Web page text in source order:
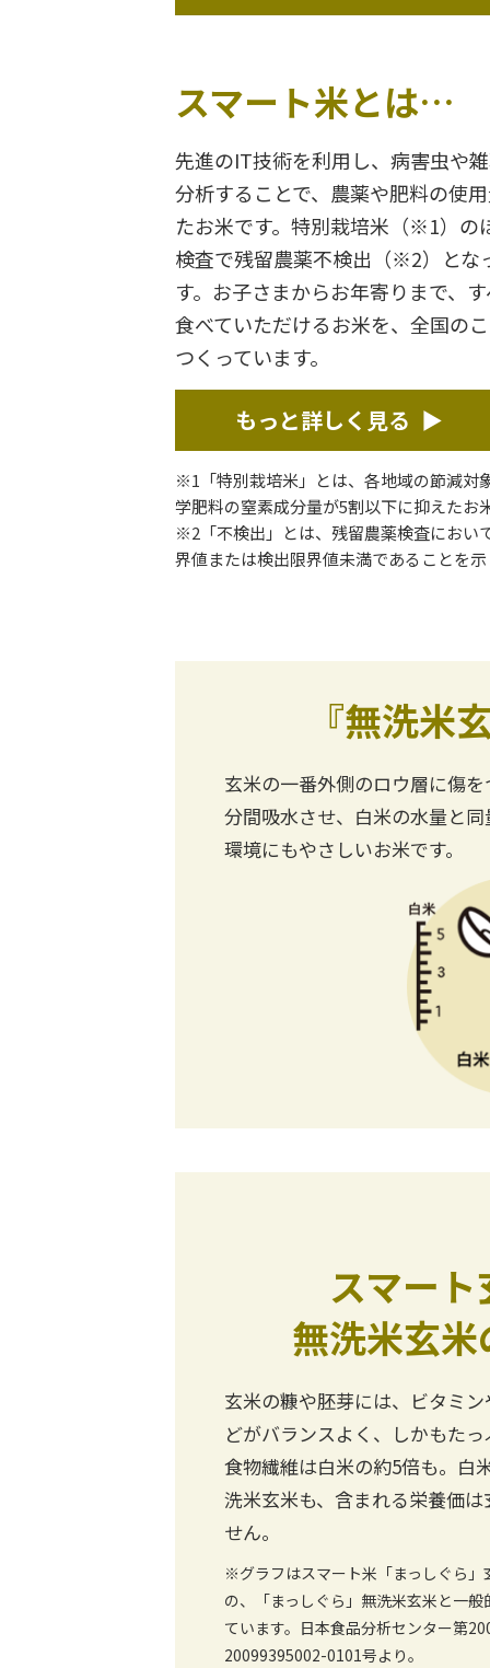
スマート米とは…
先進のIT技術を利用し、病害虫や
分析することで、農薬や肥料の使
たお米です。特別栽培米（※1）の
検査で残留農薬不検出（※2）とな
す。お子さまからお年寄りまで、
食べていただけるお米を、全国の
つくっています。
もっと詳しく見る
※1「特別栽培米」とは、各地域の節減対
学肥料の窒素成分量が5割以下に抑えたお
※2「不検出」とは、残留農薬検査におい
界値または検出限界値未満であることを
『無洗米
玄米の一番外側のロウ層に傷
分間吸水させ、白米の水量と
環境にもやさしいお米です。
スマー
無洗米玄
玄米の糠や胚芽には、ビタミ
どがバランスよく、しかもた
食物繊維は白米の約5倍も。白
洗米玄米も、含まれる栄養価
せん。
※グラフはスマート米「まっしぐら
の、「まっしぐら」無洗米玄米と一
ています。日本食品分析センター第
20099395002-0101号より。